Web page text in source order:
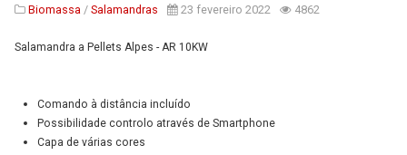
Biomassa / Salamandras 23 fevereiro 2022 4862
Salamandra a Pellets Alpes - AR 10KW
Comando à distância incluído
Possibilidade controlo através de Smartphone
Capa de várias cores